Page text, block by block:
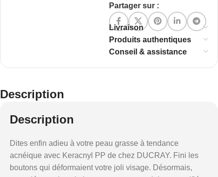
Partager sur :
Livraison
Produits authentiques
Conseil & assistance
Description
Description
Dites enfin adieu à votre peau grasse à tendance
acnéique avec Keracnyl PP de chez DUCRAY. Fini les
boutons qui déformaient votre joli visage. Désormais,